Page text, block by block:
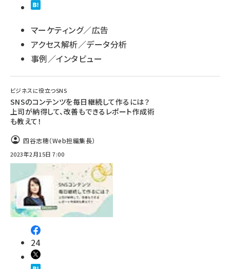
マーケティング／広告
アクセス解析／データ分析
事例／インタビュー
ビジネスに役立つSNS
SNSのコンテンツを毎日継続して作るには？
上司が納得して、改善もできるレポート作成術
も教えて！
四谷志穂（Web担編集長）
2023年2月15日 7:00
24